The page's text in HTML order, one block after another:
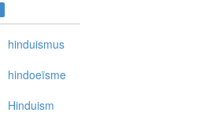
hinduismus
hindoeïsme
Hinduism